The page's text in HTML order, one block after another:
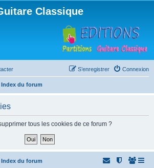
Classique
Connexion
S’enregistrer
Index du forum
tous les cookies de ce forum ?
Index du forum